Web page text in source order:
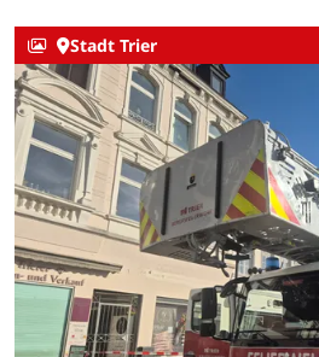
Stadt Trier